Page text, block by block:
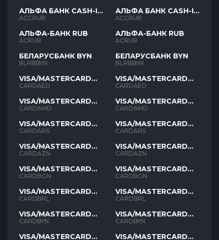
АЛЬФА БАНК CASH-IN
RUB
ACCRUB
АЛЬФА-БАНК RUB
ACRUB
БЕЛАРУСБАНК BYN
BLRBBYN
VISA/MASTERCARD
AED
CARDAED
VISA/MASTERCARD
AMD
CARDAMD
VISA/MASTERCARD
ARS
CARDARS
VISA/MASTERCARD
AZN
CARDAZN
VISA/MASTERCARD
BGN
CARDBGN
VISA/MASTERCARD
BRL
CARDBRL
VISA/MASTERCARD
BYN
CARDBYN
VISA/MASTERCARD
АЛЬФА БАНК CASH-IN
RUB
ACCRUB
АЛЬФА-БАНК RUB
ACRUB
БЕЛАРУСБАНК BYN
BLRBBYN
VISA/MASTERCARD
AED
CARDAED
VISA/MASTERCARD
AMD
CARDAMD
VISA/MASTERCARD
ARS
CARDARS
VISA/MASTERCARD
AZN
CARDAZN
VISA/MASTERCARD
BGN
CARDBGN
VISA/MASTERCARD
BRL
CARDBRL
VISA/MASTERCARD
BYN
CARDBYN
VISA/MASTERCARD